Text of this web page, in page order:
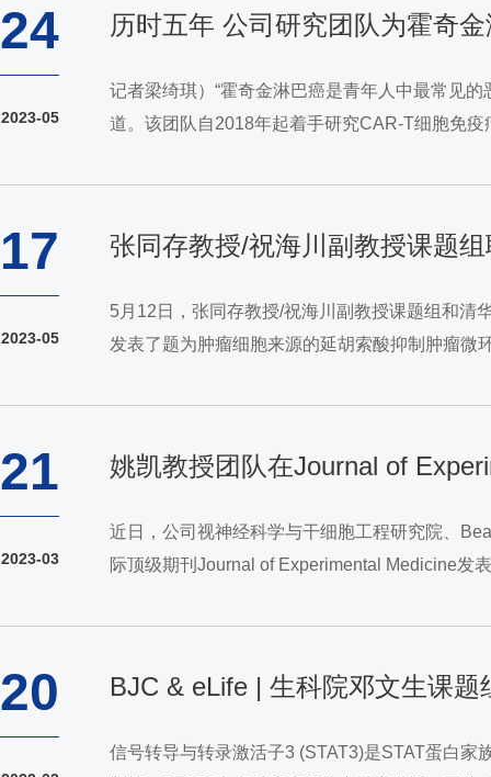
24
2023-05
历时五年 公司研究团队为霍奇
记者梁绮琪）“霍奇金淋巴癌是青年人中最常见
道。该团队自2018年起着手研究CAR-T细胞免
17
2023-05
张同存教授/祝海川副教授课题
5月12日，张同存教授/祝海川副教授课题组和清
发表了题为肿瘤细胞来源的延胡索酸抑制肿瘤微
21
2023-03
姚凯教授团队在Journal of
近日，公司视神经科学与干细胞工程研究院、
际顶级期刊Journal of Experimental Medicine发
20 BJC & eLife | 生科院邓文生课
信号转导与转录激活子3 (STAT3)是STAT蛋白